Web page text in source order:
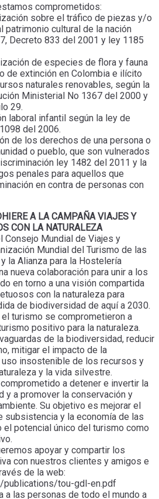
comprometidos:
sobre el tráfico de piezas y/o
cultural de la nación
Decreto 833 del 2001 y ley 1185
de especies de flora y fauna
de extinción en Colombia e ilícito
naturales renovables, según la
Ministerial No 1367 del 2000 y
29.
laboral infantil según la ley de
del 2006.
de los derechos de una persona o
o pueblo, que son vulnerados
ley 1482 del 2011 y la
penales para aquellos que
en contra de personas con
A LA CAMPAÑA VIAJES Y
CON LA NATURALEZA
Consejo Mundial de Viajes y
Mundial del Turismo de las
la Alianza para la Hostelería
nueva colaboración para unir a los
en torno a una visión compartida
con la naturaleza para
de biodiversidad de aquí a 2030.
turismo se comprometieron a
positivo para la naturaleza.
de la biodiversidad, reducir
mitigar el impacto de la
insostenible de los recursos y
y la vida silvestre.
a detener e invertir la
y a promover la conservación y
Su objetivo es mejorar el
subsistencia y la economía de las
el potencial único del turismo como
apoyar y compartir los
con nuestros clientes y amigos e
de la web:
tou-gdl-en.pdf
a las personas de todo el mundo a